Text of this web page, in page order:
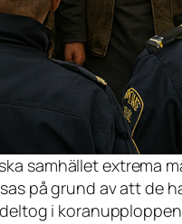
samhället extrema
på grund av att de
i